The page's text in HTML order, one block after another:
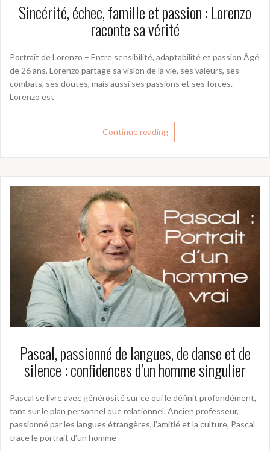
Sincérité, échec, famille et passion : Lorenzo
raconte sa vérité
Portrait de Lorenzo – Entre sensibilité, adaptabilité et passion Âgé
de 26 ans, Lorenzo partage sa vision de la vie, ses valeurs, ses
combats, ses doutes, mais aussi ses passions et ses forces.
Lorenzo est
Continue reading
Pascal, passionné de langues, de danse et de
silence : confidences d’un homme singulier
Pascal se livre avec générosité sur ce qui le définit profondément,
tant sur le plan personnel que relationnel. Ancien professeur,
passionné par les langues étrangères, l’amitié et la culture, Pascal
trace le portrait d’un homme